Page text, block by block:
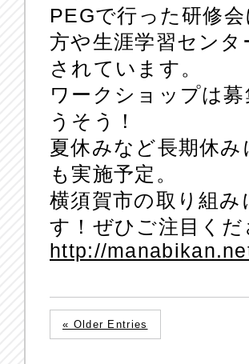
PEGで行った研修
方や生涯学習セン
されています。
ワークショップは
うそう！
夏休みなど長期休
も実施予定。
横須賀市の取り組
す！ぜひご注目くだ
http://
« Older Entries